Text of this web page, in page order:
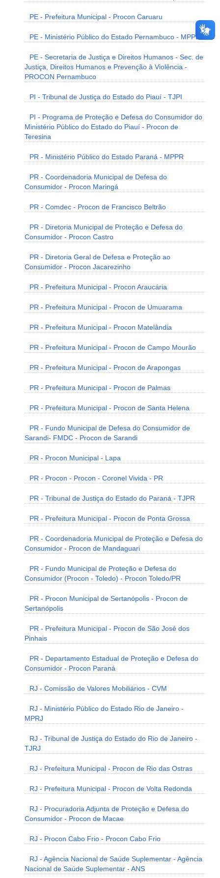
PE - Prefeitura Municipal - Procon Caruaru
PE - Ministério Público do Estado Pernambuco - MPPE
PE - Secretaria de Justiça e Direitos Humanos - Sec. de
Justiça, Direitos Humanos e Prevenção à Violência -
PROCON Pernambuco
PI - Tribunal de Justiça do Estado do Piauí - TJPI
PI - Programa de Proteção e Defesa do Consumidor do
Ministério Público do Estado do Piauí - Procon de
Teresina
PR - Ministério Público do Estado Paraná - MPPR
PR - Coordenadoria Municipal de Defesa do
Consumidor - Procon Maringá
PR - Comdec - Procon de Francisco Beltrão
PR - Diretoria Municipal de Proteção e Defesa do
Consumidor - Procon Castro
PR - Diretoria Geral de Defesa e Proteção ao
Consumidor - Procon Jacarezinho
PR - Prefeitura Municipal - Procon Araucária
PR - Prefeitura Municipal - Procon de Umuarama
PR - Prefeitura Municipal - Procon Matelândia
PR - Prefeitura Municipal - Procon de Campo Mourão
PR - Prefeitura Municipal - Procon de Arapongas
PR - Prefeitura Municipal - Procon de Palmas
PR - Prefeitura Municipal - Procon de Santa Helena
PR - Fundo Municipal de Defesa do Consumidor de
Sarandi- FMDC - Procon de Sarandi
PR - Procon Municipal - Lapa
PR - Procon - Procon - Coronel Vivida - PR
PR - Tribunal de Justiça do Estado do Paraná - TJPR
PR - Prefeitura Municipal - Procon de Ponta Grossa
PR - Coordenadoria Municipal de Proteção e Defesa do
Consumidor - Procon de Mandaguari
PR - Fundo Municipal de Proteção e Defesa do
Consumidor (Procon - Toledo) - Procon Toledo/PR
PR - Procon Municipal de Sertanópolis - Procon de
Sertanópolis
PR - Prefeitura Municipal - Procon de São José dos
Pinhais
PR - Departamento Estadual de Proteção e Defesa do
Consumidor - Procon Paraná
RJ - Comissão de Valores Mobiliários - CVM
RJ - Ministério Público do Estado Rio de Janeiro -
MPRJ
RJ - Tribunal de Justiça do Estado do Rio de Janeiro -
TJRJ
RJ - Prefeitura Municipal - Procon de Rio das Ostras
RJ - Prefeitura Municipal - Procon de Volta Redonda
RJ - Procuradoria Adjunta de Proteção e Defesa do
Consumidor - Procon de Macae
RJ - Procon Cabo Frio - Procon Cabo Frio
RJ - Agência Nacional de Saúde Suplementar - Agência
Nacional de Saúde Suplementar - ANS